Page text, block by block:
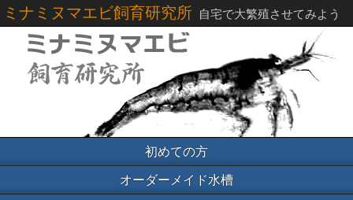
ミナミヌマエビ飼育研究所 自宅で大繁殖させてみよう
初めての方
オーダーメイド水槽